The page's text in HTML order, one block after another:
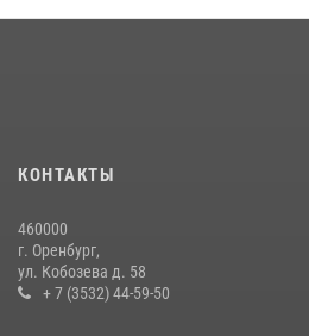
КОНТАКТЫ
460000
г. Оренбург,
ул. Кобозева д. 58
+ 7 (3532) 44-59-50